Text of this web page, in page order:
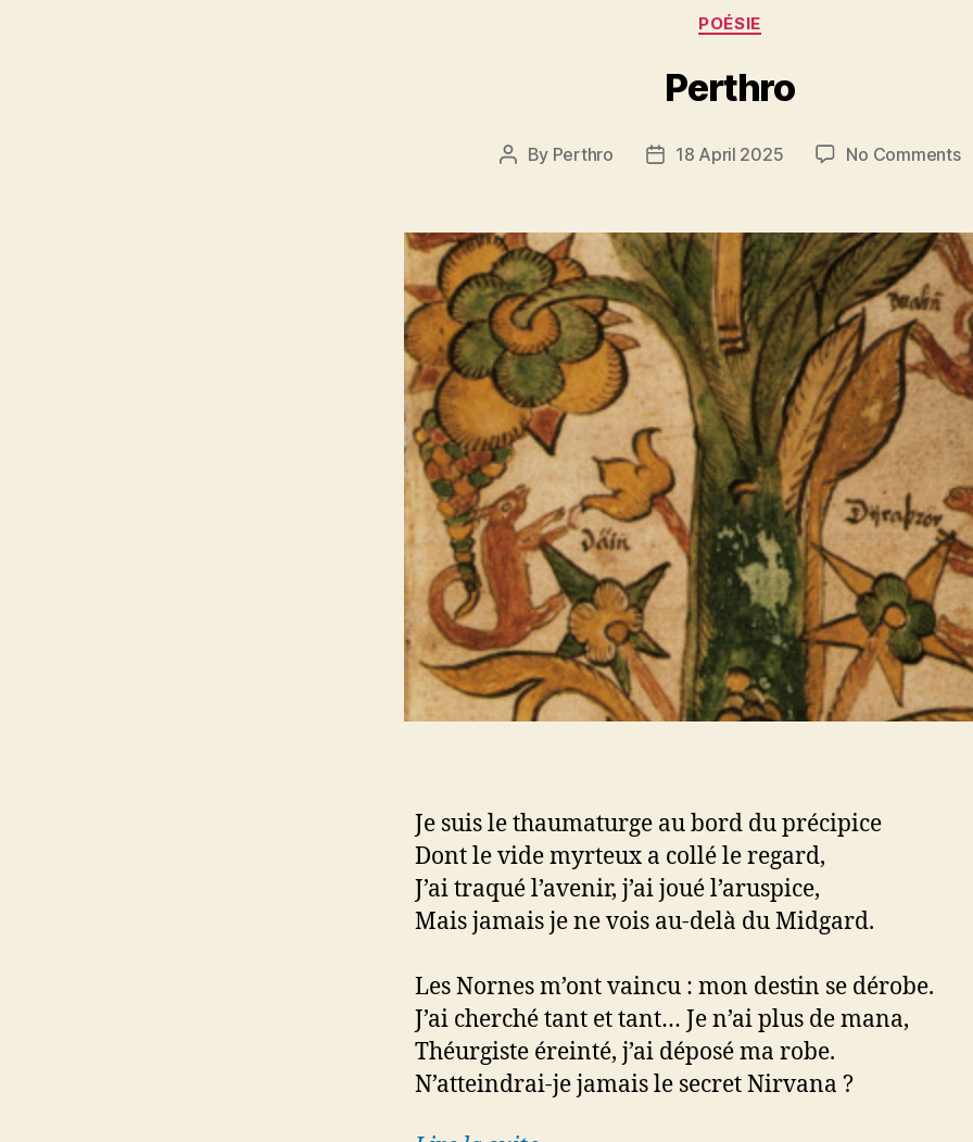
Categories
POÉSIE
Perthro
Post
By Perthro
Post18 April 2025 No Comments
Je suis le thaumaturge au bord du précipice
Dont le vide myrteux a collé le regard,
J’ai traqué l’avenir, j’ai joué l’aruspice,
Mais jamais je ne vois au-delà du Midgard.
Les Nornes m’ont vaincu : mon destin se dérobe.
J’ai cherché tant et tant… Je n’ai plus de mana,
Théurgiste éreinté, j’ai déposé ma robe.
N’atteindrai-je jamais le secret Nirvana ?